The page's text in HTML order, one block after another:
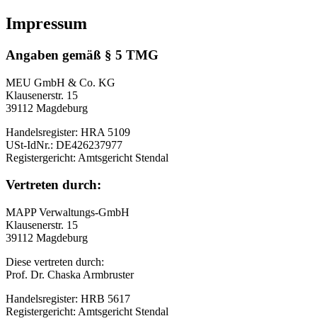
Impressum
Angaben gemäß § 5 TMG
MEU GmbH & Co. KG
Klausenerstr. 15
39112 Magdeburg
Handelsregister: HRA 5109
USt-IdNr.: DE426237977
Registergericht: Amtsgericht Stendal
Vertreten durch:
MAPP Verwaltungs-GmbH
Klausenerstr. 15
39112 Magdeburg
Diese vertreten durch:
Prof. Dr. Chaska Armbruster
Handelsregister: HRB 5617
Registergericht: Amtsgericht Stendal